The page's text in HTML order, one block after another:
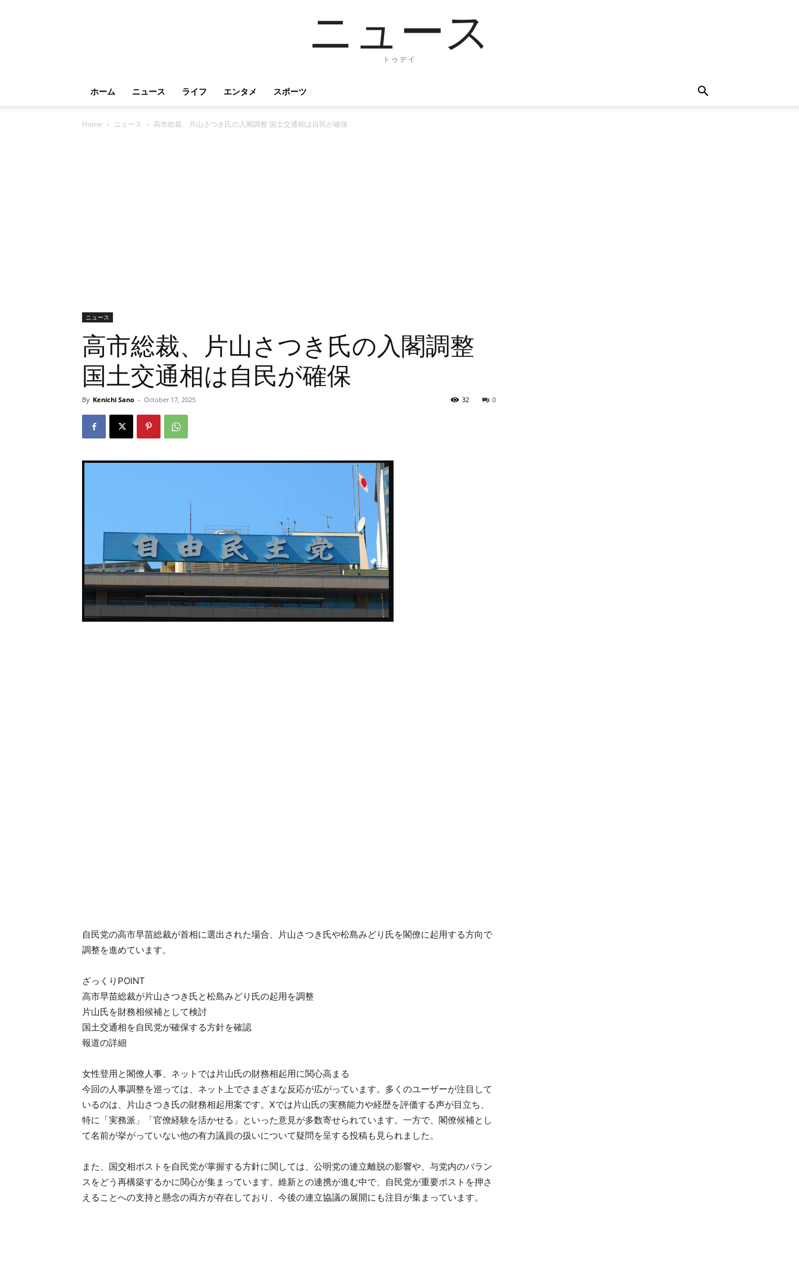
ニュース
トゥデイ
ホーム ニュース ライフ エンタメ スポーツ
Home ニュース 高市総裁、片山さつき氏の入閣調整 国土交通相は自民が確保
ニュース
高市総裁、片山さつき氏の入閣調整
国土交通相は自民が確保
By Kenichi Sano - October 17, 2025 0
32
自民党の高市早苗総裁が首相に選出された場合、片山さつき氏や松島みどり氏を閣僚に起用する方向で
調整を進めています。
ざっくりPOINT
高市早苗総裁が片山さつき氏と松島みどり氏の起用を調整
片山氏を財務相候補として検討
国土交通相を自民党が確保する方針を確認
報道の詳細
女性登用と閣僚人事、ネットでは片山氏の財務相起用に関心高まる
今回の人事調整を巡っては、ネット上でさまざまな反応が広がっています。多くのユーザーが注目して
いるのは、片山さつき氏の財務相起用案です。Xでは片山氏の実務能力や経歴を評価する声が目立ち、
特に「実務派」「官僚経験を活かせる」といった意見が多数寄せられています。一方で、閣僚候補とし
て名前が挙がっていない他の有力議員の扱いについて疑問を呈する投稿も見られました。
また、国交相ポストを自民党が掌握する方針に関しては、公明党の連立離脱の影響や、与党内のバラン
スをどう再構築するかに関心が集まっています。維新との連携が進む中で、自民党が重要ポストを押さ
えることへの支持と懸念の両方が存在しており、今後の連立協議の展開にも注目が集まっています。